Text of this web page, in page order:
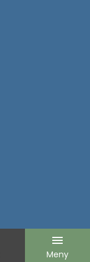
menu
Meny